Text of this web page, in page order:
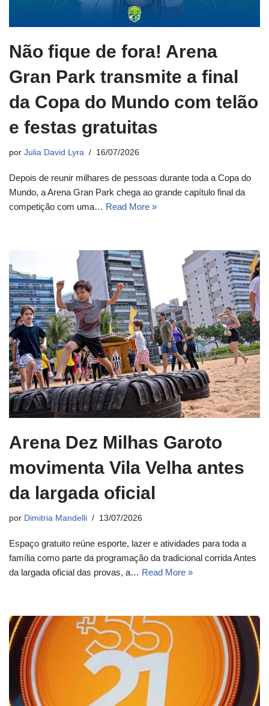
Não fique de fora! Arena
Gran Park transmite a final
da Copa do Mundo com telão
e festas gratuitas
por Julia David Lyra 16/07/2026
Depois de reunir milhares de pessoas durante toda a Copa do
Mundo, a Arena Gran Park chega ao grande capítulo final da
competição com uma… Read More »
Arena Dez Milhas Garoto
movimenta Vila Velha antes
da largada oficial
por Dimitria Mandelli 13/07/2026
Espaço gratuito reúne esporte, lazer e atividades para toda a
família como parte da programação da tradicional corrida Antes
da largada oficial das provas, a… Read More »